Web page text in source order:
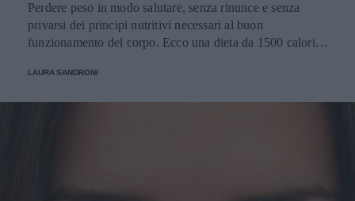
Perdere peso in modo salutare, senza rinunce e senza
privarsi dei principi nutritivi necessari al buon
funzionamento del corpo. Ecco una dieta da 1500 calorie,
LAURA SANDRONI